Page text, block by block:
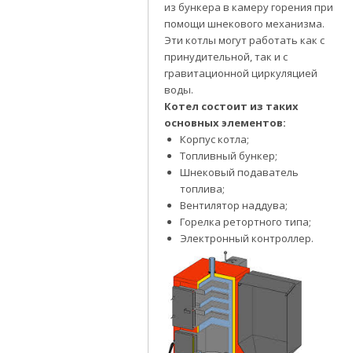
из бункера в камеру горения при
помощи шнекового механизма.
Эти котлы могут работать как с
принудительной, так и с
гравитационной циркуляцией
воды.
Котел состоит из таких
основных элементов:
Корпус котла;
Топливный бункер;
Шнековый подаватель
топлива;
Вентилятор наддува;
Горелка ретортного типа;
Электронный контроллер.